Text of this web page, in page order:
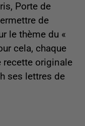
Porte de
de
le thème du «
cela, chaque
recette originale
ses lettres de